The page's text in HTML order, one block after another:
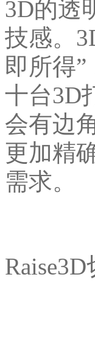
3D的透
技感。
即所得
十台3D
会有边
更加精
需求。